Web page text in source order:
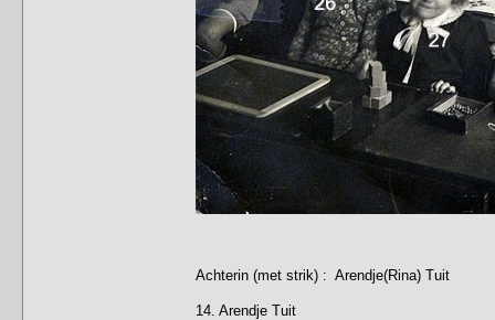
Achterin (met strik) : Arendje(Rina) Tuit
14. Arendje Tuit